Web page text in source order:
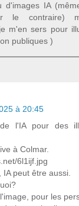
d'images IA
le contraire)
m'en sers pour
publiques )
à 20:45
l'IA pour des
à Colmar.
6l1ijf.jpg
peut être aussi.
pour les